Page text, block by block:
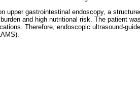
upper gastrointestinal endoscopy, a
and high nutritional risk. The patient
Therefore, endoscopic ultrasound-